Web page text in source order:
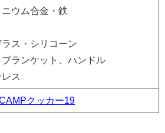
ウム合金・鉄
ス・シリコーン
ランケット、ハンドル
ス
クッカー19